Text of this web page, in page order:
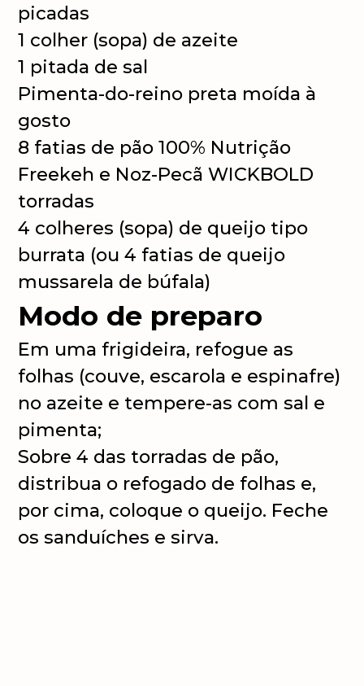
picadas
1 colher (sopa) de azeite
1 pitada de sal
Pimenta-do-reino preta moída à
gosto
8 fatias de pão 100% Nutrição
Freekeh e Noz-Pecã WICKBOLD
torradas
4 colheres (sopa) de queijo tipo
burrata (ou 4 fatias de queijo
mussarela de búfala)
Modo de preparo
Em uma frigideira, refogue as
folhas (couve, escarola e espinafre)
no azeite e tempere-as com sal e
pimenta;
Sobre 4 das torradas de pão,
distribua o refogado de folhas e,
por cima, coloque o queijo. Feche
os sanduíches e sirva.